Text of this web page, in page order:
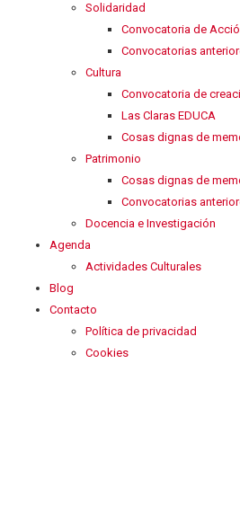
Solidaridad
Convocatoria de
Convocatorias
Cultura
Convocatoria de
Las Claras EDUCA
Cosas dignas de
Patrimonio
Cosas dignas de
Convocatorias
Docencia e Investigación
Agenda
Actividades Culturales
Blog
Contacto
Política de privacidad
Cookies